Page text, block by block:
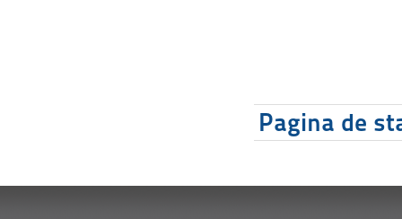
Pagina de